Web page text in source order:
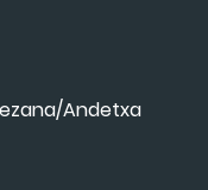
Andetxa